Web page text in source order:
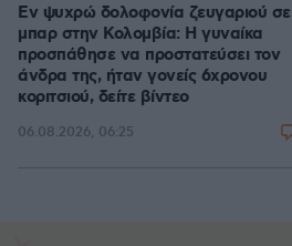
Εν ψυχρώ δολοφονία ζευγαριού σε
μπαρ στην Κολομβία: Η γυναίκα
προσπάθησε να προστατεύσει τον
άνδρα της, ήταν γονείς 6χρονου
κοριτσιού, δείτε βίντεο
06.08.2026, 06:25